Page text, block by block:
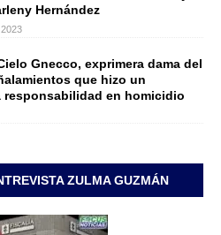
Hernández
Gnecco, exprimera dama del
que hizo un
responsabilidad en homicidio
ZULMA GUZMÁN